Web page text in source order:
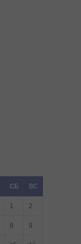
СБ ВС
1 2
8 9